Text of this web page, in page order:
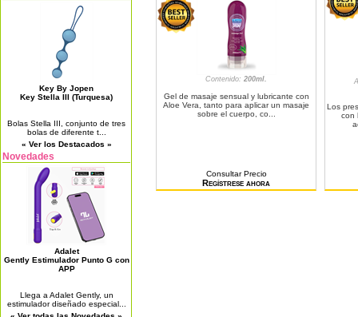
Key By Jopen
Key Stella III (Turquesa)
Bolas Stella III, conjunto de tres
bolas de diferente t...
« Ver los Destacados »
Novedades
Adalet
Gently Estimulador Punto G con
APP
Llega a Adalet Gently, un
estimulador diseñado especial...
Contenido: 200ml.
Gel de masaje sensual y lubricante con
Aloe Vera, tanto para aplicar un masaje
sobre el cuerpo, co...
Consultar Precio
Regístrese ahora
Los
con